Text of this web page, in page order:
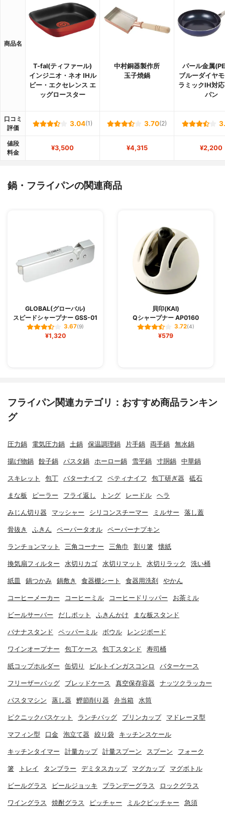
商品名
T-fal(ティファール)
インジニオ・ネオ IHル
ビー・エクセレンス エ
ッグロースター
中村銅器製作所
玉子焼鍋
パール金属
ブルーダイヤ
ラミックIH対
パン
口コミ
評価
3.04(1) 3.70(2)
値段
料金
¥3,500 ¥4,315 ¥2,200
鍋・フライパンの関連商品
GLOBAL(グローバル)
スピードシャープナー GSS-01
3.67(9)
¥1,320
貝印(KAI)
Qシャープナー AP0160
3.72(4)
¥579
フライパン関連カテゴリ：おすすめ商品ランキン
グ
圧力鍋 電気圧力鍋 土鍋 保温調理鍋 片手鍋 両手鍋 無水鍋
揚げ物鍋 餃子鍋 パスタ鍋 ホーロー鍋 雪平鍋 寸胴鍋 中華鍋
スキレット 包丁 バターナイフ ペティナイフ 包丁研ぎ器 砥石
まな板 ピーラー フライ返し トング レードル ヘラ
みじん切り器 マッシャー シリコンスチーマー ミルサー 落し蓋
骨抜き ふきん ペーパータオル ペーパーナプキン
ランチョンマット 三角コーナー 三角巾 割り箸 懐紙
換気扇フィルター 水切りカゴ 水切りマット 水切りラック 洗い桶
紙皿 鍋つかみ 鍋敷き 食器棚シート 食器用洗剤 やかん
コーヒーメーカー コーヒーミル コーヒードリッパー お茶ミル
ビールサーバー だしポット ふきんかけ まな板スタンド
バナナスタンド ペッパーミル ボウル レンジボード
ワインオープナー 包丁ケース 包丁スタンド 寿司桶
紙コップホルダー 缶切り ビルトインガスコンロ バターケース
フリーザーバッグ ブレッドケース 真空保存容器 ナッツクラッカー
パスタマシン 蒸し器 鰹節削り器 弁当箱 水筒
ピクニックバスケット ランチバッグ プリンカップ マドレーヌ型
マフィン型 口金 泡立て器 絞り袋 キッチンスケール
キッチンタイマー 計量カップ 計量スプーン スプーン フォーク
箸 トレイ タンブラー デミタスカップ マグカップ マグボトル
ビールグラス ビールジョッキ ブランデーグラス ロックグラス
ワイングラス 焼酎グラス ピッチャー ミルクピッチャー 急須